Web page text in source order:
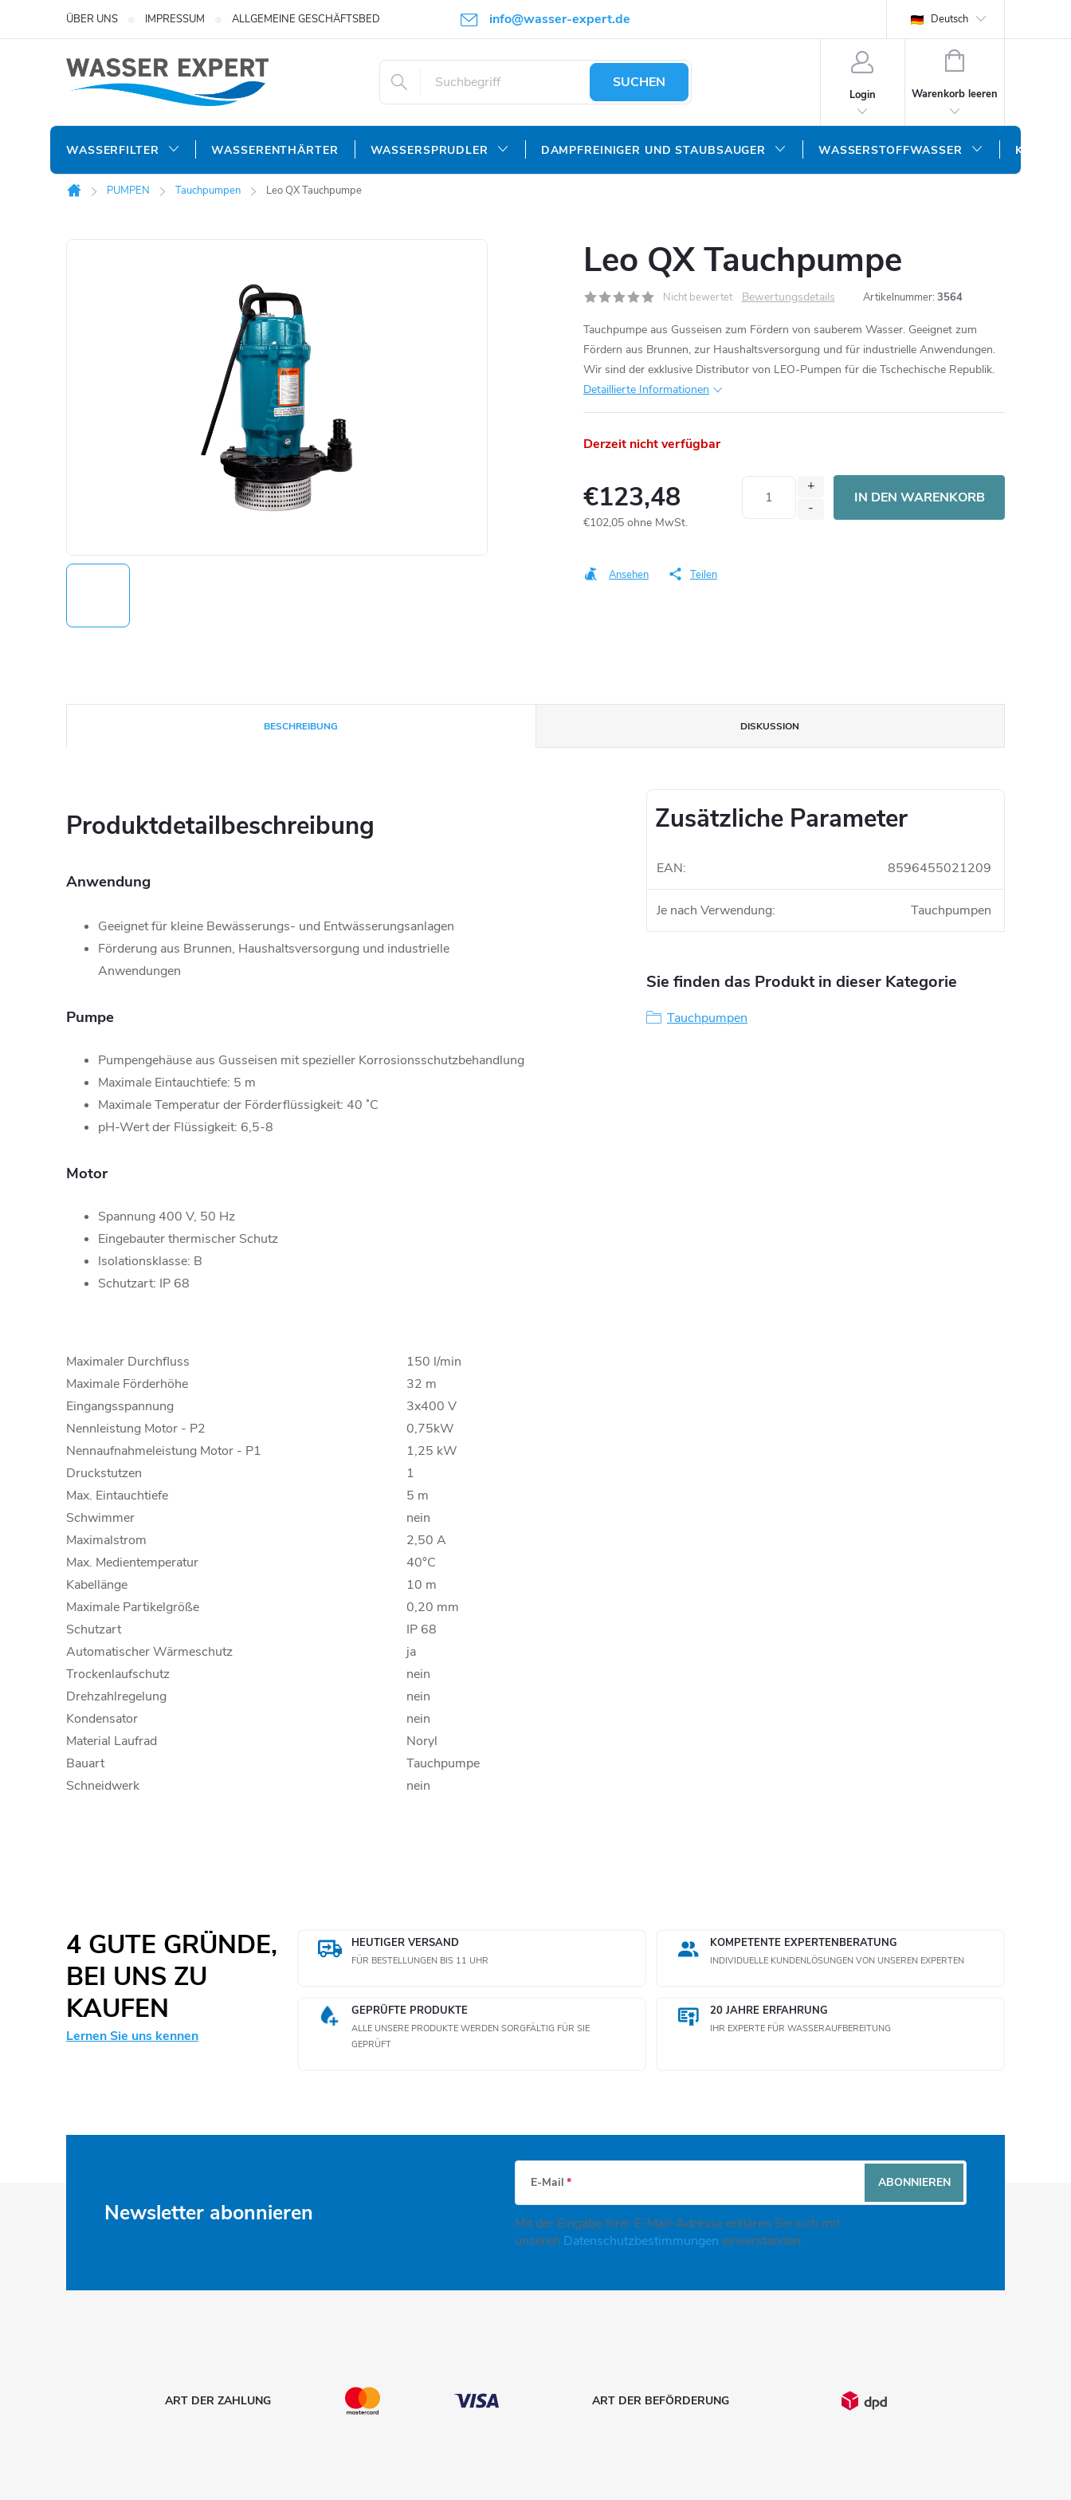
info@wasser-expert.de
ÜBER UNS IMPRESSUM ALLGEMEINE GESCHÄFTSBEDINGUNGEN DATENSCHUTZERKLÄRUNG Deutsch
SUCHEN
Login
WARENKORB
Warenkorb leeren
WASSERFILTER WASSERENTHÄRTER WASSERSPRUDLER DAMPFREINIGER UND STAUBSAUGER WASSERSTOFFWASSER
Startseite
PUMPEN Tauchpumpen Leo QX Tauchpumpe
Leo QX Tauchpumpe
Nicht bewertet Bewertungsdetails Artikelnummer: 3564
Tauchpumpe aus Gusseisen zum Fördern von sauberem Wasser. Geeignet zum
Fördern aus Brunnen, zur Haushaltsversorgung und für industrielle Anwendungen.
Wir sind der exklusive Distributor von LEO-Pumpen für die Tschechische Republik.
Detaillierte Informationen
Derzeit nicht verfügbar
€123,48
€102,05 ohne MwSt.
IN DEN WARENKORB
Ansehen Teilen
BESCHREIBUNG DISKUSSION
Produktdetailbeschreibung
Anwendung
Geeignet für kleine Bewässerungs- und Entwässerungsanlagen
Förderung aus Brunnen, Haushaltsversorgung und industrielle
Anwendungen
Pumpe
Pumpengehäuse aus Gusseisen mit spezieller Korrosionsschutzbehandlung
Maximale Eintauchtiefe: 5 m
Maximale Temperatur der Förderflüssigkeit: 40 ˚C
pH-Wert der Flüssigkeit: 6,5-8
Motor
Spannung 400 V, 50 Hz
Eingebauter thermischer Schutz
Isolationsklasse: B
Schutzart: IP 68
Maximaler Durchfluss
150 l/min
Maximale Förderhöhe
32 m
Eingangsspannung
3x400 V
Nennleistung Motor - P2
0,75kW
Nennaufnahmeleistung Motor - P1
1,25 kW
Druckstutzen
1
Max. Eintauchtiefe
5 m
Schwimmer
nein
Maximalstrom
2,50 A
Max. Medientemperatur
40°C
Kabellänge
10 m
Maximale Partikelgröße
0,20 mm
Schutzart
IP 68
Automatischer Wärmeschutz
ja
Trockenlaufschutz
nein
Drehzahlregelung
nein
Kondensator
nein
Material Laufrad
Noryl
Bauart
Tauchpumpe
Schneidwerk
nein
Zusätzliche Parameter
EAN: 8596455021209
Je nach Verwendung: Tauchpumpen
Sie finden das Produkt in dieser Kategorie
Tauchpumpen
4 GUTE GRÜNDE,
BEI UNS ZU
KAUFEN
Lernen Sie uns kennen
HEUTIGER VERSAND
FÜR BESTELLUNGEN BIS 11 UHR
KOMPETENTE EXPERTENBERATUNG
INDIVIDUELLE KUNDENLÖSUNGEN VON UNSEREN EXPERTEN
GEPRÜFTE PRODUKTE
ALLE UNSERE PRODUKTE WERDEN SORGFÄLTIG FÜR SIE
GEPRÜFT
20 JAHRE ERFAHRUNG
IHR EXPERTE FÜR WASSERAUFBEREITUNG
Newsletter abonnieren
E-Mail
Mit der Eingabe Ihrer E-Mail-Adresse erklären Sie sich mit
unseren Datenschutzbestimmungen einverstanden.
ABONNIEREN
ART DER ZAHLUNG ART DER BEFÖRDERUNG